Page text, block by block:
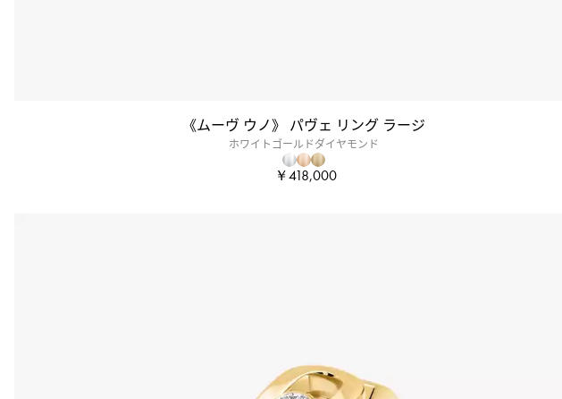
《ムーヴ ウノ》 パヴェ リング ラージ
ホワイトゴールドダイヤモンド
￥418,000